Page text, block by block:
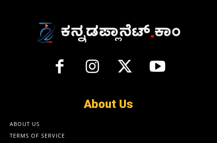
About Us
ABOUT US
TERMS OF SERVICE